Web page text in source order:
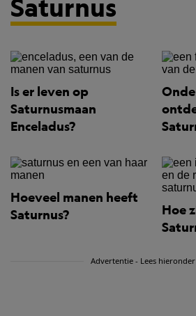
Saturnus
Is er leven op
Saturnusmaan
Enceladus?
Hoeveel manen heeft
Saturnus?
Hoe
Advertentie - Lees